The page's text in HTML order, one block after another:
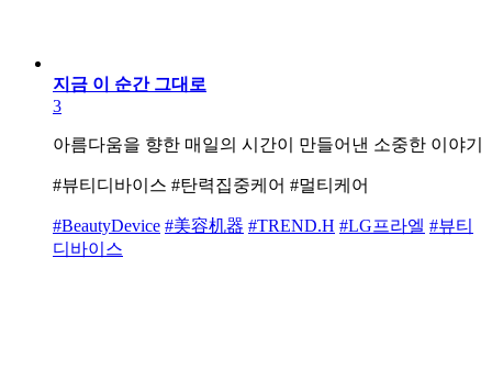
지금 이 순간 그대로
3
아름다움을 향한 매일의 시간이 만들어낸 소중한 이야기
#뷰티디바이스 #탄력집중케어 #멀티케어
#BeautyDevice #美容机器 #TREND.H #LG프라엘 #뷰티
디바이스